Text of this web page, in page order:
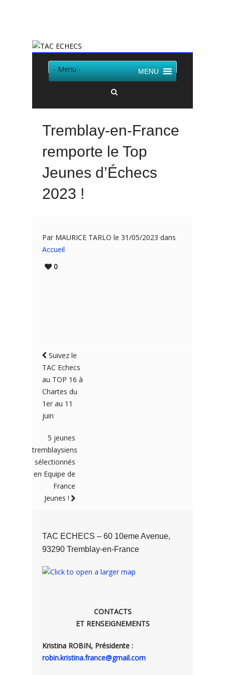
- Menu - MENU
Tremblay-en-France
remporte le Top
Jeunes d’Échecs
2023 !
Par MAURICE TARLO le 31/05/2023 dans
Accueil
0
Suivez le
TAC Echecs
au TOP 16 à
Chartes du
1er au 11
juin
5 jeunes
tremblaysiens
sélectionnés
en Equipe de
France
Jeunes !
TAC ECHECS – 60 10eme Avenue,
93290 Tremblay-en-France
CONTACTS
ET RENSEIGNEMENTS
Kristina ROBIN, Présidente :
robin.kristina.france@gmail.com